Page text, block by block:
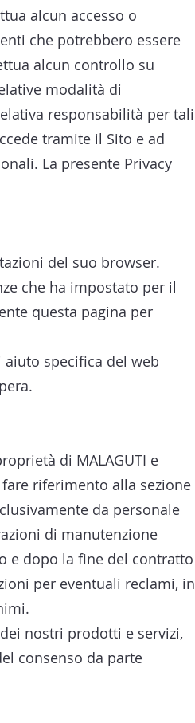
alcun accesso o
che potrebbero essere
alcun controllo su
modalità di
responsabilità per tali
tramite il Sito e ad
La presente Privacy
del suo browser.
che ha impostato per il
questa pagina per
specifica del web
di MALAGUTI e
riferimento alla sezione
da personale
di manutenzione
e dopo la fine del contratto
per eventuali reclami, in
nostri prodotti e servizi,
consenso da parte